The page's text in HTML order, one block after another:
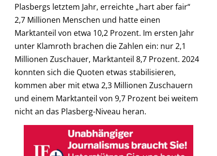
Plasbergs letztem Jahr, erreichte „hart aber fair“
2,7 Millionen Menschen und hatte einen
Marktanteil von etwa 10,2 Prozent. Im ersten Jahr
unter Klamroth brachen die Zahlen ein: nur 2,1
Millionen Zuschauer, Marktanteil 8,7 Prozent. 2024
konnten sich die Quoten etwas stabilisieren,
kommen aber mit etwa 2,3 Millionen Zuschauern
und einem Marktanteil von 9,7 Prozent bei weitem
nicht an das Plasberg-Niveau heran.